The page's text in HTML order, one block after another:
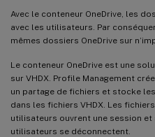
Avec le conteneur OneDrive, les
avec les utilisateurs. Par
mêmes dossiers OneDrive sur
Le conteneur OneDrive est une
sur VHDX. Profile Management
un partage de fichiers et stocke
dans les fichiers VHDX. Les
utilisateurs ouvrent une session
utilisateurs se déconnectent.